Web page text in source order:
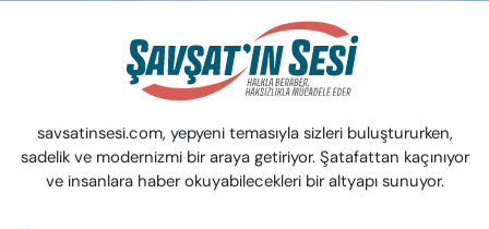
savsatinsesi.com, yepyeni temasıyla sizleri buluştururken,
sadelik ve modernizmi bir araya getiriyor. Şatafattan kaçınıyor
ve insanlara haber okuyabilecekleri bir altyapı sunuyor.